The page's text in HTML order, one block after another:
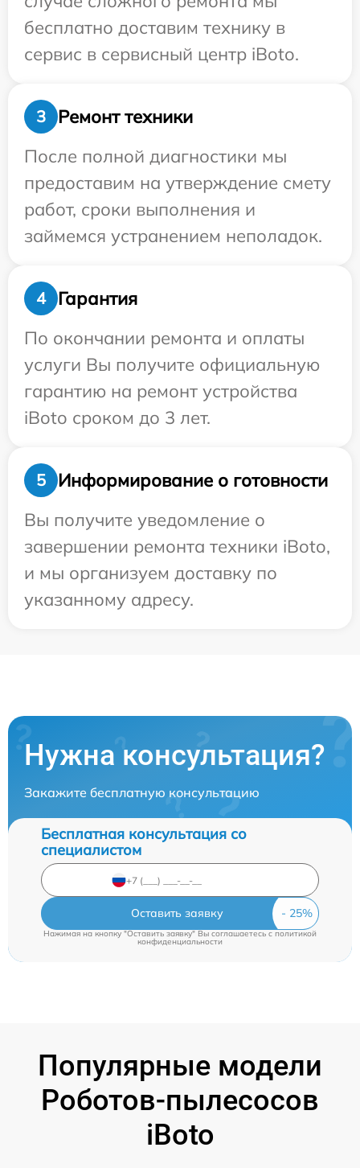
бесплатно доставим технику в
сервис в сервисный центр iBoto.
3
Ремонт техники
После полной диагностики мы
предоставим на утверждение смету
работ, сроки выполнения и
займемся устранением неполадок.
4
Гарантия
По окончании ремонта и оплаты
услуги Вы получите официальную
гарантию на ремонт устройства
iBoto сроком до 3 лет.
5
Информирование о готовности
Вы получите уведомление о
завершении ремонта техники iBoto,
и мы организуем доставку по
указанному адресу.
Нужна консультация?
Закажите бесплатную консультацию
Бесплатная консультация со
специалистом
Оставить заявку
Нажимая на кнопку "Оставить заявку" Вы соглашаетесь c политикой
конфиденциальности
Популярные модели
Роботов-пылесосов
iBoto